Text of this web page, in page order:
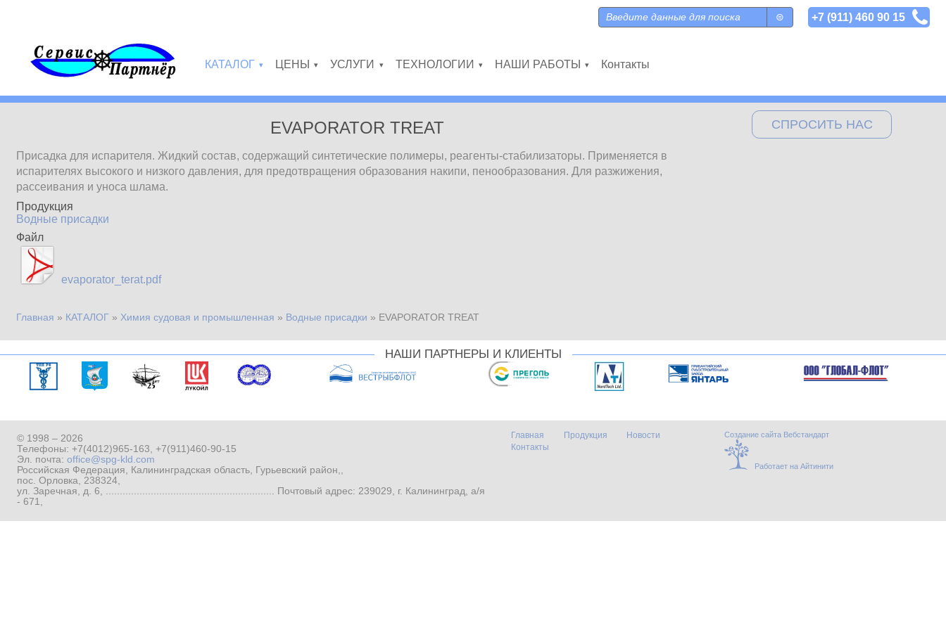
Форма поиска
Поиск +7 (911) 460 90 15
КАТАЛОГ ЦЕНЫ УСЛУГИ ТЕХНОЛОГИИ НАШИ РАБОТЫ Контакты
EVAPORATOR TREAT
Присадка для испарителя. Жидкий состав, содержащий синтетические полимеры, реагенты-стабилизаторы. Применяется в
испарителях высокого и низкого давления, для предотвращения образования накипи, пенообразования. Для разжижения,
рассеивания и уноса шлама.
Продукция
Водные присадки
Файл
evaporator_terat.pdf
Главная » КАТАЛОГ » Химия судовая и промышленная » Водные присадки » EVAPORATOR TREAT
СПРОСИТЬ НАС
НАШИ ПАРТНЕРЫ И КЛИЕНТЫ
© 1998 – 2026
Телефоны: +7(4012)965-163 +7(911)460-90-15
Эл. почта: office@spg-kld.com
Российская Федерация, Калининградская область, Гурьевский район,,
пос. Орловка, 238324,
ул. Заречная, д. 6, ............................................................ Почтовый адрес: 239029, г. Калининград, а/я
- 671,
Главная Продукция
Новости
Контакты
Создание сайта Вебстандарт
Работает на Айтинити